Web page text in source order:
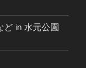
ど in 水元公園